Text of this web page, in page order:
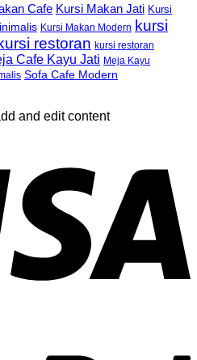
Cafe Kursi Makan Jati Kursi
Kursi Makan Modern kursi
restoran kursi restoran
Cafe Kayu Jati Meja Kayu
Sofa Cafe Modern
and edit content